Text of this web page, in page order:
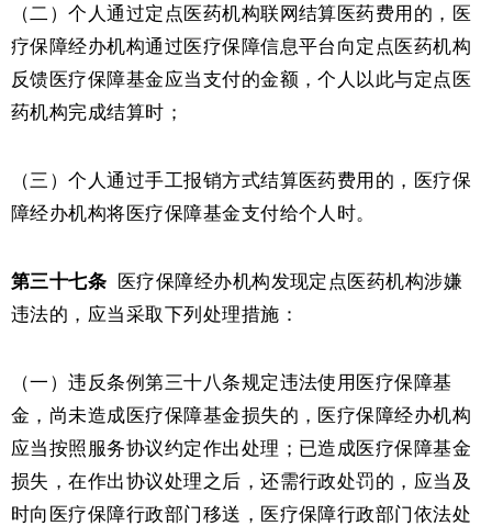
（二）个人通过定点医药机构联网结算医药费用的，医
疗保障经办机构通过医疗保障信息平台向定点医药机构
反馈医疗保障基金应当支付的金额，个人以此与定点医
药机构完成结算时；
（三）个人通过手工报销方式结算医药费用的，医疗保
障经办机构将医疗保障基金支付给个人时。
第三十七条
医疗保障经办机构发现定点医药机构涉嫌
违法的，应当采取下列处理措施：
（一）违反条例第三十八条规定违法使用医疗保障基
金，尚未造成医疗保障基金损失的，医疗保障经办机构
应当按照服务协议约定作出处理；已造成医疗保障基金
损失，在作出协议处理之后，还需行政处罚的，应当及
时向医疗保障行政部门移送，医疗保障行政部门依法处